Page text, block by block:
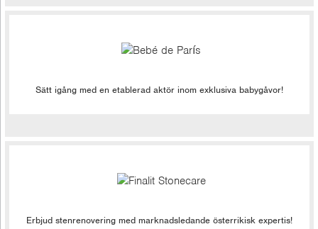
Sätt igång med en etablerad aktör inom exklusiva babygåvor!
Erbjud stenrenovering med marknadsledande österrikisk expertis!